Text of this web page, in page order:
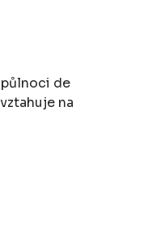
de
na